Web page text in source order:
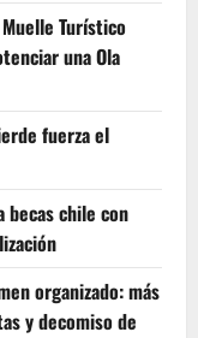
Turístico
una Ola
fuerza el
becas chile con
organizado: más
y decomiso de